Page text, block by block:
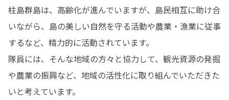
柱島群島は、高齢化が進んでいますが、島民相互に助け合
いながら、島の美しい自然を守る活動や農業・漁業に従事
するなど、精力的に活動されています。
隊員には、そんな地域の方々と協力して、観光資源の発掘
や農業の振興など、地域の活性化に取り組んでいただきた
いと考えています。